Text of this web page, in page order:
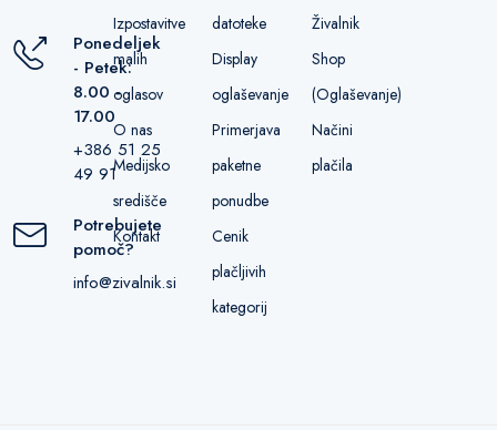
Ponedeljek
- Petek:
8.00 -
17.00
+386 51 25
49 91
Potrebujete
pomoč?
info@zivalnik.si
Izpostavitve
malih
oglasov
O nas
Medijsko
središče
Kontakt
datoteke
Display
oglaševanje
Primerjava
paketne
ponudbe
Cenik
plačljivih
kategorij
Živalnik
Shop
(Oglaševanje)
Načini
plačila